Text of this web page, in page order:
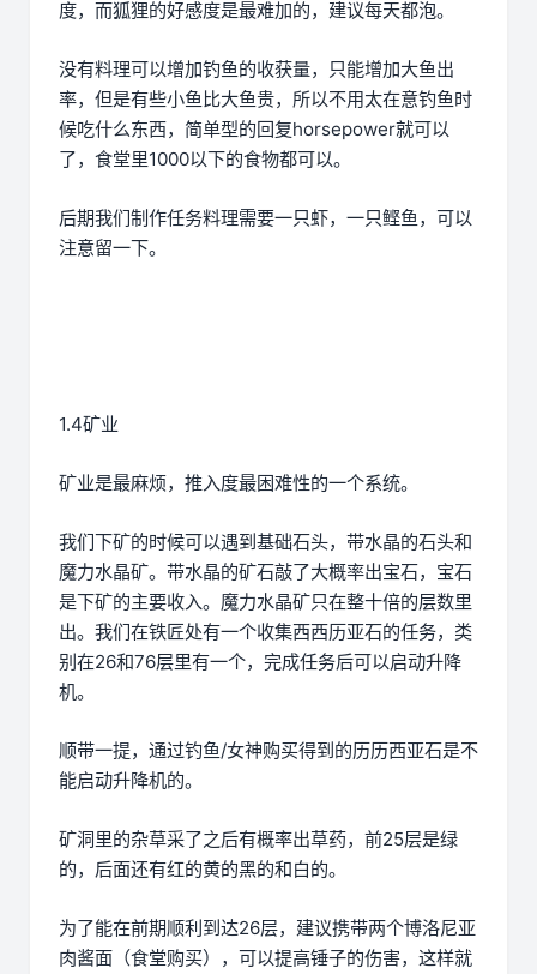
度，而狐狸的好感度是最难加的，建议每天都泡。
没有料理可以增加钓鱼的收获量，只能增加大鱼出
率，但是有些小鱼比大鱼贵，所以不用太在意钓鱼时
候吃什么东西，简单型的回复horsepower就可以
了，食堂里1000以下的食物都可以。
后期我们制作任务料理需要一只虾，一只鲣鱼，可以
注意留一下。
1.4矿业
矿业是最麻烦，推入度最困难性的一个系统。
我们下矿的时候可以遇到基础石头，带水晶的石头和
魔力水晶矿。带水晶的矿石敲了大概率出宝石，宝石
是下矿的主要收入。魔力水晶矿只在整十倍的层数里
出。我们在铁匠处有一个收集西西历亚石的任务，类
别在26和76层里有一个，完成任务后可以启动升降
机。
顺带一提，通过钓鱼/女神购买得到的历历西亚石是不
能启动升降机的。
矿洞里的杂草采了之后有概率出草药，前25层是绿
的，后面还有红的黄的黑的和白的。
为了能在前期顺利到达26层，建议携带两个博洛尼亚
肉酱面（食堂购买），可以提高锤子的伤害，这样就